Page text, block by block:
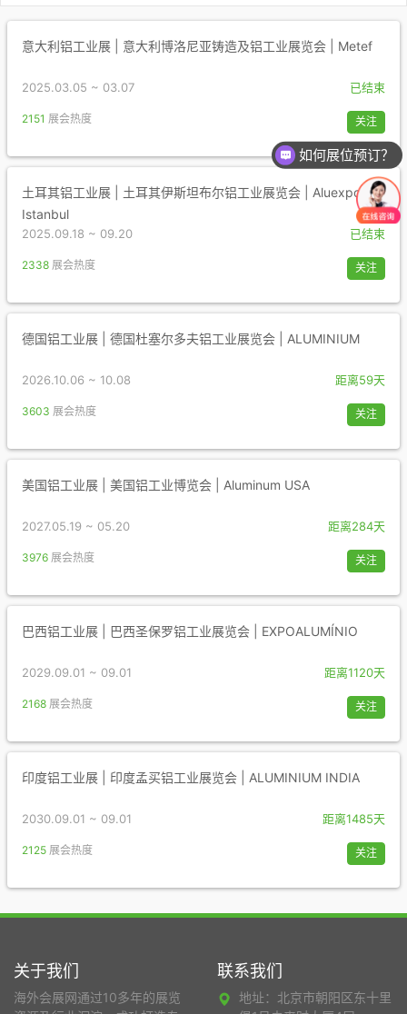
意大利铝工业展 | 意大利博洛尼亚铸造及铝工业展览会 | Metef
2025.03.05 ~ 03.07 已结束
2151 展会热度 关注
土耳其铝工业展 | 土耳其伊斯坦布尔铝工业展览会 | Aluexpo
Istanbul
2025.09.18 ~ 09.20 已结束
2338 展会热度 关注
德国铝工业展 | 德国杜塞尔多夫铝工业展览会 | ALUMINIUM
2026.10.06 ~ 10.08 距离59天
3603 展会热度 关注
美国铝工业展 | 美国铝工业博览会 | Aluminum USA
2027.05.19 ~ 05.20 距离284天
3976 展会热度 关注
巴西铝工业展 | 巴西圣保罗铝工业展览会 | EXPOALUMÍNIO
2029.09.01 ~ 09.01 距离1120天
2168 展会热度 关注
印度铝工业展 | 印度孟买铝工业展览会 | ALUMINIUM INDIA
2030.09.01 ~ 09.01 距离1485天
2125 展会热度 关注
关于我们
海外会展网通过10多年的展览
联系我们
地址：北京市朝阳区东十里
如何展位预订？